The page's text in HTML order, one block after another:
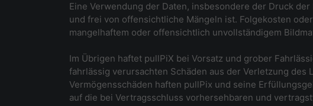
Eine Verwendung der Daten, insbesondere der Druck
und frei von offensichtliche Mängeln ist. Folgekosten
mangelhaftem oder offensichtlich unvollständigem
Im Übrigen haftet pullPiX bei Vorsatz und grober
fahrlässig verursachten Schäden aus der Verletzung
Vermögensschäden haften pullPix und seine
auf die bei Vertragsschluss vorhersehbaren und